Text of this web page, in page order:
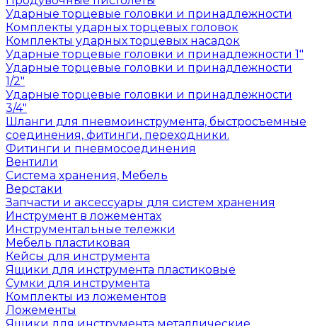
Ударные торцевые головки и принадлежности
Комплекты ударных торцевых головок
Комплекты ударных торцевых насадок
Ударные торцевые головки и принадлежности 1"
Ударные торцевые головки и принадлежности
1/2"
Ударные торцевые головки и принадлежности
3/4"
Шланги для пневмоинструмента, быстросъемные
соединения, фитинги, переходники.
Фитинги и пневмосоединения
Вентили
Система хранения, Мебель
Верстаки
Запчасти и аксессуары для систем хранения
Инструмент в ложементах
Инструментальные тележки
Мебель пластиковая
Кейсы для инструмента
Ящики для инструмента пластиковые
Сумки для инструмента
Комплекты из ложементов
Ложементы